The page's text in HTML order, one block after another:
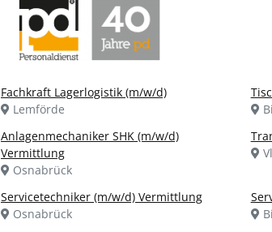
Fachkraft Lagerlogistik (m/w/d)
Lemförde
Anlagenmechaniker SHK (m/w/d)
Vermittlung
Osnabrück
Servicetechniker (m/w/d) Vermittlung
Osnabrück